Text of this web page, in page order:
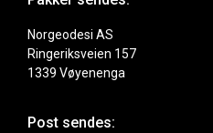
Norgeodesi AS
Ringeriksveien 157
1339 Vøyenenga
Post sendes: